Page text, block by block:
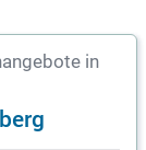
deinem Tea
und üb
Ablauf z
in